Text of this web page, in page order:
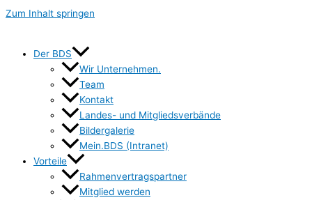
Zum Inhalt springen
Der BDS
Wir Unternehmen.
Team
Kontakt
Landes- und Mitgliedsverbände
Bildergalerie
Mein.BDS (Intranet)
Vorteile
Rahmenvertragspartner
Mitglied werden